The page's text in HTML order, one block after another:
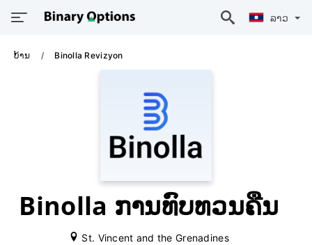
ລາວ
ບ້ານ Binolla Revizyon
Binolla ການທົບທວນຄືນ
St. Vincent and the Grenadines